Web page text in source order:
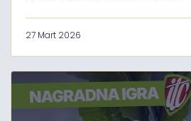
27 Mart 2026